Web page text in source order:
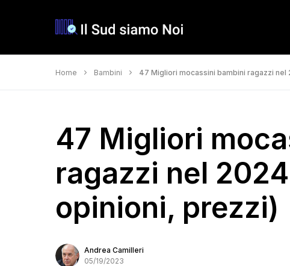
Home Bambini 47 Migliori mocassini bambini ragazzi
47 Migliori
ragazzi nel
opinioni, prezzi)
Andrea Camilleri
05/19/2023